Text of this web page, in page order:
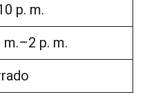
p. m.
m.–2 p. m.